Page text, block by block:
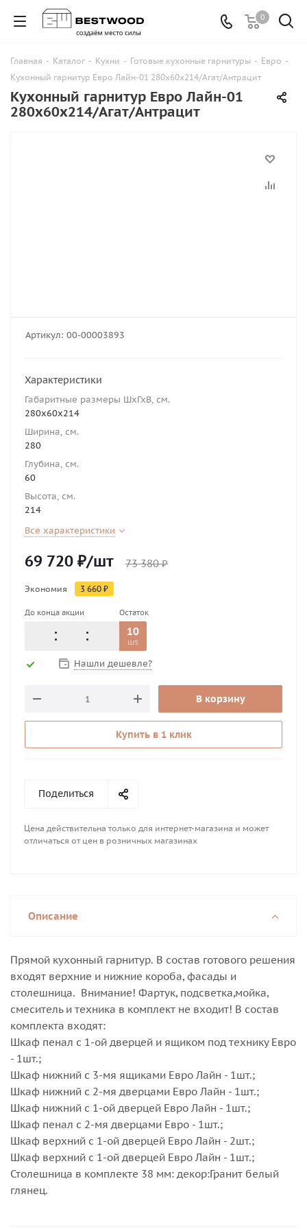
0
Главная - Каталог - Кухни - Готовые кухонные гарнитуры - Евро -
Кухонный гарнитур Евро Лайн-01 280х60х214/Агат/Антрацит
Кухонный гарнитур Евро Лайн-01
280х60х214/Агат/Антрацит
Артикул: 00-00003893
Характеристики
Габаритные размеры ШхГхВ, см.
280х60х214
Ширина, см.
280
Глубина, см.
60
Высота, см.
214
Все характеристики
69 720 ₽/шт 73 380₽
Экономия 3 660 ₽
До конца акции Остаток
10
шт.
Нашли дешевле?
В корзину
Купить в 1 клик
Поделиться
Цена действительна только для интернет-магазина и может
отличаться от цен в розничных магазинах
Описание
Прямой кухонный гарнитур. В состав готового решения
входят верхние и нижние короба, фасады и
столешница. Внимание! Фартук, подсветка,мойка,
смеситель и техника в комплект не входит! В состав
комплекта входят:
Шкаф пенал с 1-ой дверцей и ящиком под технику Евро
- 1шт.;
Шкаф нижний с 3-мя ящиками Евро Лайн - 1шт.;
Шкаф нижний с 2-мя дверцами Евро Лайн - 1шт.;
Шкаф нижний с 1-ой дверцей Евро Лайн - 1шт.;
Шкаф пенал с 2-мя дверцами Евро - 1шт.;
Шкаф верхний с 1-ой дверцей Евро Лайн - 2шт.;
Шкаф верхний с 1-ой дверцей Евро Лайн - 1шт.;
Столешница в комплекте 38 мм: декор:Гранит белый
глянец.